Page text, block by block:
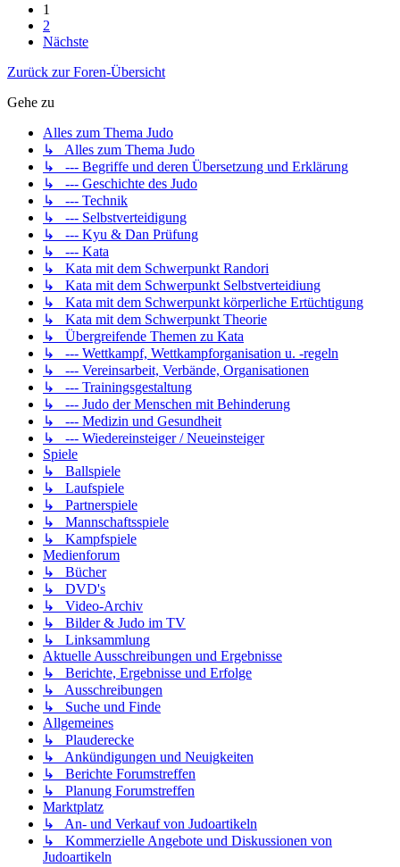
1
2
Nächste
Zurück zur Foren-Übersicht
Gehe zu
Alles zum Thema Judo
↳ Alles zum Thema Judo
↳ --- Begriffe und deren Übersetzung und Erklärung
↳ --- Geschichte des Judo
↳ --- Technik
↳ --- Selbstverteidigung
↳ --- Kyu & Dan Prüfung
↳ --- Kata
↳ Kata mit dem Schwerpunkt Randori
↳ Kata mit dem Schwerpunkt Selbstverteidiung
↳ Kata mit dem Schwerpunkt körperliche Ertüchtigung
↳ Kata mit dem Schwerpunkt Theorie
↳ Übergreifende Themen zu Kata
↳ --- Wettkampf, Wettkampforganisation u. -regeln
↳ --- Vereinsarbeit, Verbände, Organisationen
↳ --- Trainingsgestaltung
↳ --- Judo der Menschen mit Behinderung
↳ --- Medizin und Gesundheit
↳ --- Wiedereinsteiger / Neueinsteiger
Spiele
↳ Ballspiele
↳ Laufspiele
↳ Partnerspiele
↳ Mannschaftsspiele
↳ Kampfspiele
Medienforum
↳ Bücher
↳ DVD's
↳ Video-Archiv
↳ Bilder & Judo im TV
↳ Linksammlung
Aktuelle Ausschreibungen und Ergebnisse
↳ Berichte, Ergebnisse und Erfolge
↳ Ausschreibungen
↳ Suche und Finde
Allgemeines
↳ Plauderecke
↳ Ankündigungen und Neuigkeiten
↳ Berichte Forumstreffen
↳ Planung Forumstreffen
Marktplatz
↳ An- und Verkauf von Judoartikeln
↳ Kommerzielle Angebote und Diskussionen von
Judoartikeln